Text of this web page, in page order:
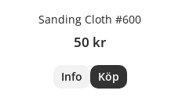
Sanding Cloth #600
50 kr
Info Köp